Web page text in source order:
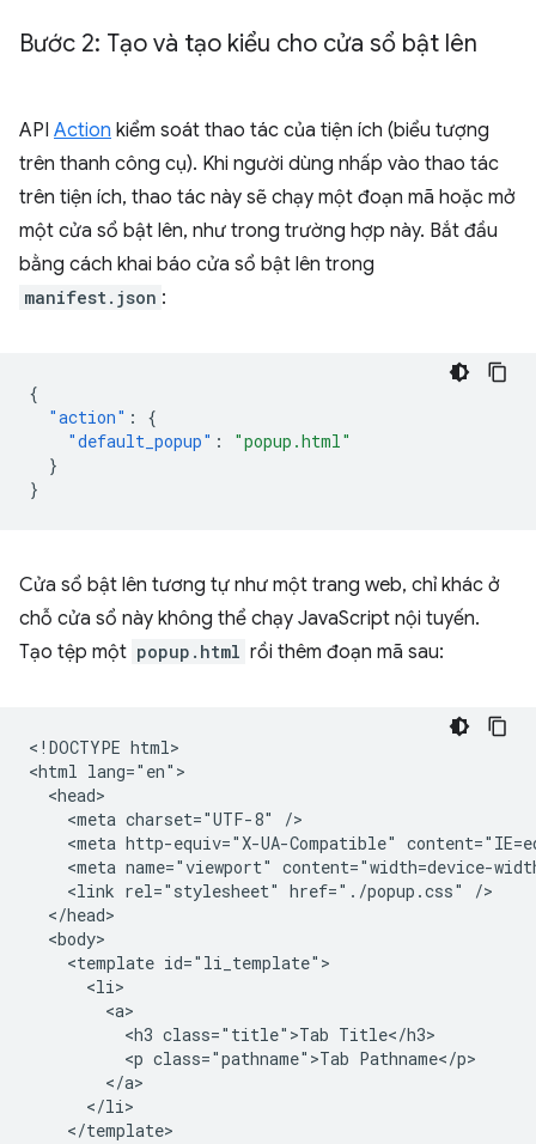
Bước 2: Tạo và tạo kiểu cho cửa sổ bật lên
API Action kiểm soát thao tác của tiện ích (biểu tượng
trên thanh công cụ). Khi người dùng nhấp vào thao tác
trên tiện ích, thao tác này sẽ chạy một đoạn mã hoặc mở
một cửa sổ bật lên, như trong trường hợp này. Bắt đầu
bằng cách khai báo cửa sổ bật lên trong
manifest.json :
{
"action" :
{
"default_popup" :
"popup.html"
}
}
Cửa sổ bật lên tương tự như một trang web, chỉ khác ở
chỗ cửa sổ này không thể chạy JavaScript nội tuyến.
Tạo tệp một popup.html rồi thêm đoạn mã sau:
<!DOCTYPE html>
<html lang="en">
  <head>
    <meta charset="UTF-8" />
<meta http-equiv="X-UA-Compatible"
<meta name="viewport" content="width=device-
    <link rel="stylesheet" href="./popup.css" />
  </head>
  <body>
    <template id="li_template">
      <li>
        <a>
          <h3 class="title">Tab Title</h3>
          <p class="pathname">Tab Pathname</p>
        </a>
      </li>
    </template>